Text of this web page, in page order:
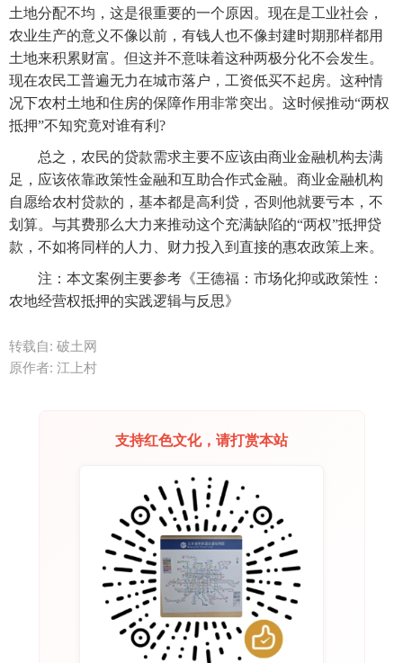
土地分配不均，这是很重要的一个原因。现在是工业社会，
农业生产的意义不像以前，有钱人也不像封建时期那样都用
土地来积累财富。但这并不意味着这种两极分化不会发生。
现在农民工普遍无力在城市落户，工资低买不起房。这种情
况下农村土地和住房的保障作用非常突出。这时候推动“两权
抵押”不知究竟对谁有利?
总之，农民的贷款需求主要不应该由商业金融机构去满
足，应该依靠政策性金融和互助合作式金融。商业金融机构
自愿给农村贷款的，基本都是高利贷，否则他就要亏本，不
划算。与其费那么大力来推动这个充满缺陷的“两权”抵押贷
款，不如将同样的人力、财力投入到直接的惠农政策上来。
注：本文案例主要参考《王德福：市场化抑或政策性：
农地经营权抵押的实践逻辑与反思》
转载自: 破土网
原作者: 江上村
支持红色文化，请打赏本站